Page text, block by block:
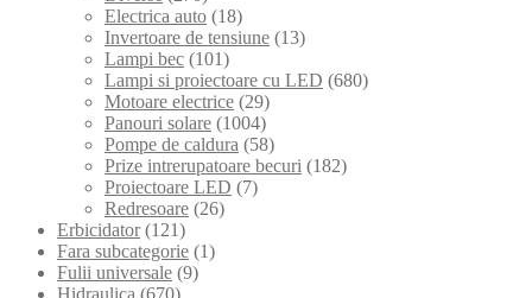
Electrica auto (18)
Invertoare de tensiune (13)
Lampi bec (101)
Lampi si proiectoare cu LED (680)
Motoare electrice (29)
Panouri solare (1004)
Pompe de caldura (58)
Prize intrerupatoare becuri (182)
Proiectoare LED (7)
Redresoare (26)
Erbicidator (121)
Fara subcategorie (1)
Fulii universale (9)
Hidraulica (670)